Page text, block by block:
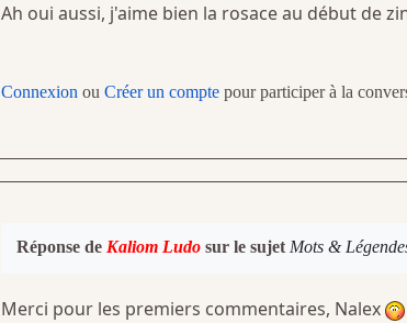
Ah oui aussi, j'aime bien la rosace au début de
Connexion ou Créer un comptepour participer à la
Réponse de Kaliom Ludosur le sujet Mots &
Merci pour les premiers commentaires, Nalex